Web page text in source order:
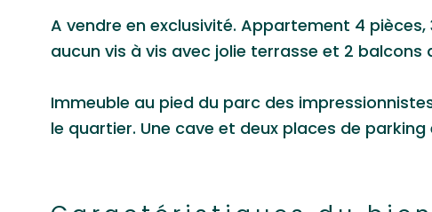
A vendre en exclusivité. Appartement 4
aucun vis à vis avec jolie terrasse et 2 balcons
Immeuble au pied du parc des
le quartier. Une cave et deux places de